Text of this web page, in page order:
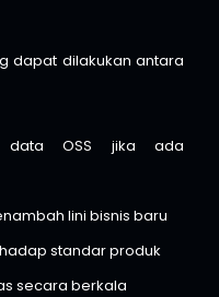
dapat dilakukan antara
data OSS jika ada
lini bisnis baru
standar produk
secara berkala